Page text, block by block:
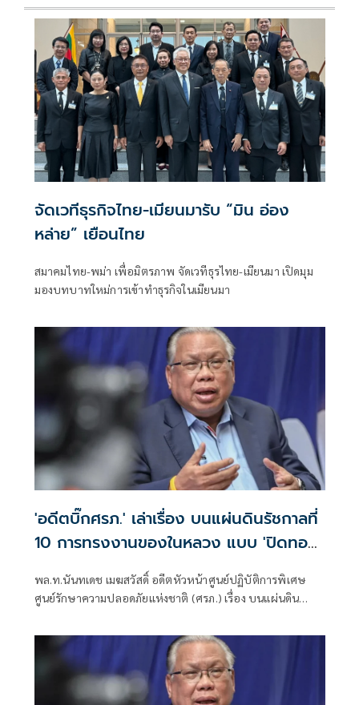
จัดเวทีธุรกิจไทย-เมียนมารับ “มิน อ่อง
หล่าย” เยือนไทย
สมาคมไทย-พม่า เพื่อมิตรภาพ จัดเวทีธุรไทย-เมียนมา เปิดมุม
มองบทบาทใหม่การเข้าทำธุรกิจในเมียนมา
'อดีตบิ๊กศรภ.' เล่าเรื่อง บนแผ่นดินรัชกาลที่
10 การทรงงานของในหลวง แบบ 'ปิดทอง
พล.ท.นันทเดช เมฆสวัสดิ์ อดีตหัวหน้าศูนย์ปฏิบัติการพิเศษ
ศูนย์รักษาความปลอดภัยแห่งชาติ (ศรภ.) เรื่อง บนแผ่นดิน